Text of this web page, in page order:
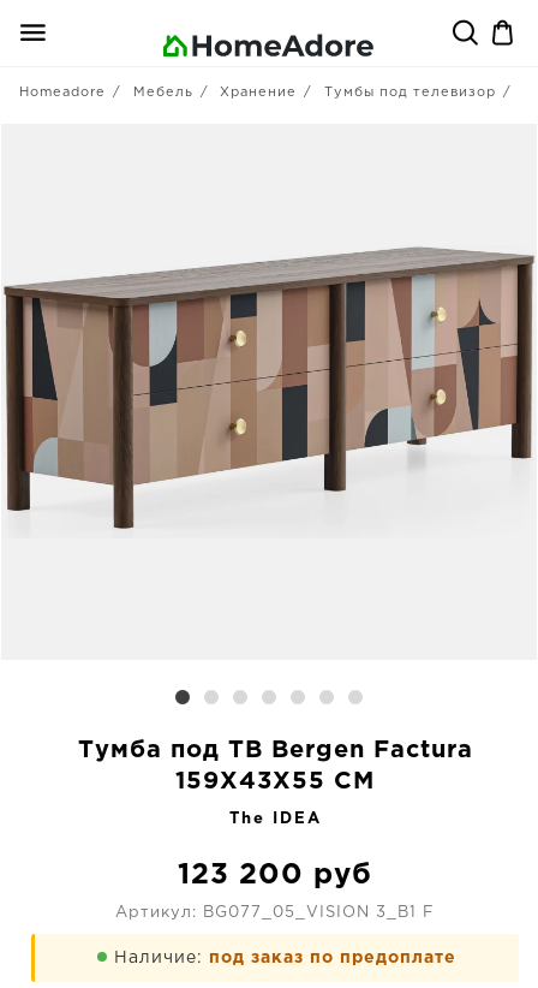
Homeadore Мебель Хранение Тумбы под телевизор
Тумба под ТВ Bergen Factura
159X43X55 CM
The IDEA
123 200 руб
Артикул: BG077_05_VISION 3_B1 F
Наличие: под заказ по предоплате